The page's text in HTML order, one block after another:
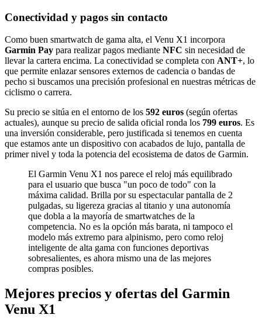
Conectividad y pagos sin contacto
Como buen smartwatch de gama alta, el Venu X1 incorpora
Garmin Pay para realizar pagos mediante NFC sin necesidad de
llevar la cartera encima. La conectividad se completa con ANT+, lo
que permite enlazar sensores externos de cadencia o bandas de
pecho si buscamos una precisión profesional en nuestras métricas de
ciclismo o carrera.
Su precio se sitúa en el entorno de los 592 euros (según ofertas
actuales), aunque su precio de salida oficial ronda los 799 euros. Es
una inversión considerable, pero justificada si tenemos en cuenta
que estamos ante un dispositivo con acabados de lujo, pantalla de
primer nivel y toda la potencia del ecosistema de datos de Garmin.
El Garmin Venu X1 nos parece el reloj más equilibrado
para el usuario que busca "un poco de todo" con la
máxima calidad. Brilla por su espectacular pantalla de 2
pulgadas, su ligereza gracias al titanio y una autonomía
que dobla a la mayoría de smartwatches de la
competencia. No es la opción más barata, ni tampoco el
modelo más extremo para alpinismo, pero como reloj
inteligente de alta gama con funciones deportivas
sobresalientes, es ahora mismo una de las mejores
compras posibles.
Mejores precios y ofertas del Garmin
Venu X1